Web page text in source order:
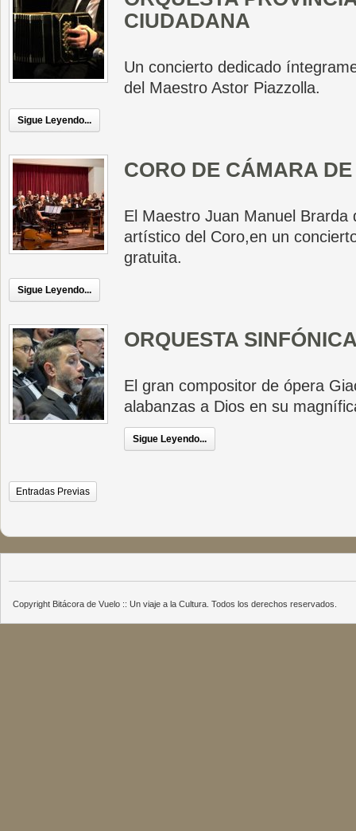
CIUDADANA
Un concierto dedicado
del Maestro Astor Piazzolla.
Sigue Leyendo...
CORO DE CÁMARA
El Maestro Juan Manuel Brarda
artístico del Coro,en un
gratuita.
Sigue Leyendo...
ORQUESTA
El gran compositor de ópera
alabanzas a Dios en su
Sigue Leyendo...
Entradas Previas
Copyright Bitácora de Vuelo :: Un viaje a la Cultura. Todos los derechos reservados.